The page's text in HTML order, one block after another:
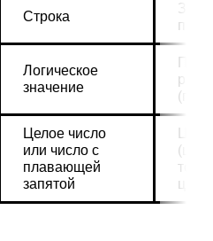
Строка
Логическое
значение
Целое число
или число с
плавающей
запятой